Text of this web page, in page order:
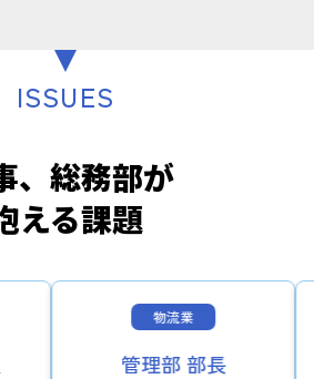
ISSUES
、総務部が
える課題